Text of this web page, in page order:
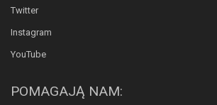
Twitter
Instagram
YouTube
POMAGAJĄ NAM: